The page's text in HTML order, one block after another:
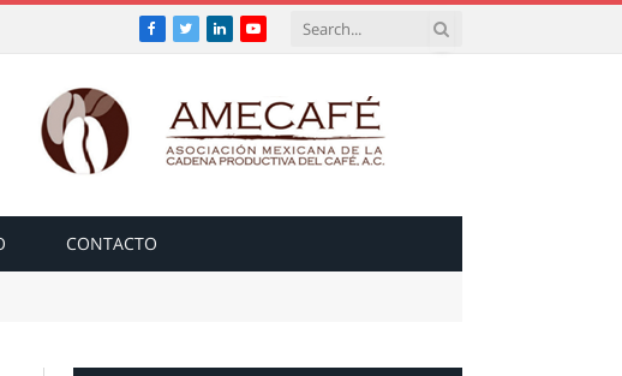
Facebook
TwitterLinkedInYouTube
CONTACTO